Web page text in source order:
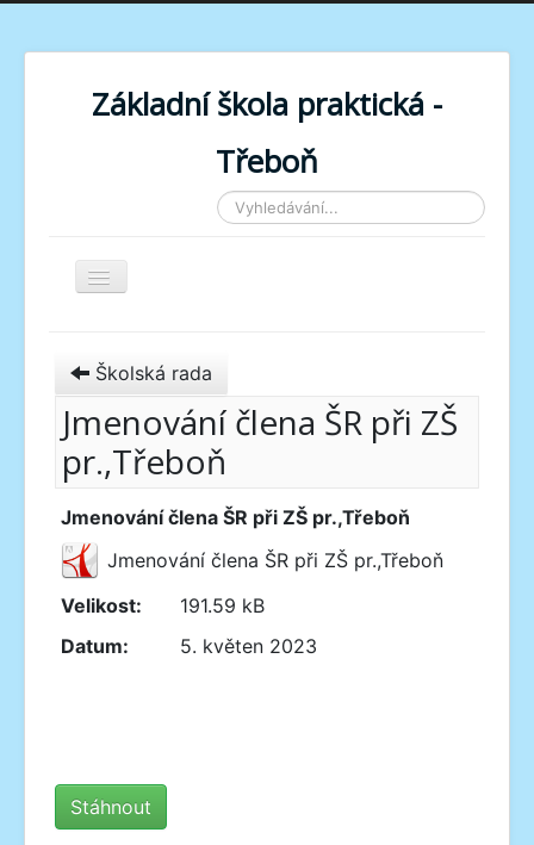
Základní škola praktická -
Třeboň
Vyhledávání...
Toggle Navigation
Školská rada
Jmenování člena ŠR při ZŠ
pr.,Třeboň
Jmenování člena ŠR při ZŠ pr.,Třeboň
Jmenování člena ŠR při ZŠ pr.,Třeboň
Velikost:
191.59 kB
Datum:
5. květen 2023